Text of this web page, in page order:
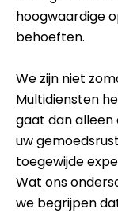
hoogwaardige
behoeften.
We zijn niet
Multidiensten
gaat dan
uw
toegewijde
Wat ons
we begrijpen